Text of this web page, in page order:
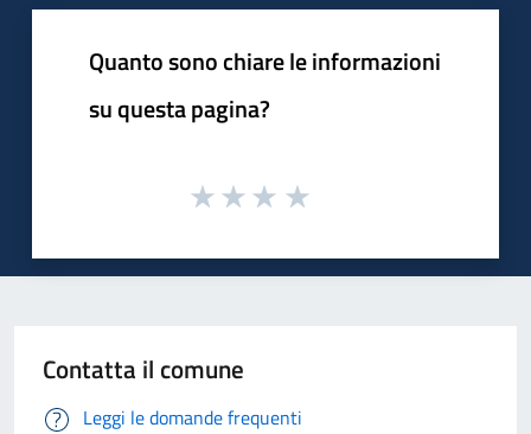
Quanto sono chiare le informazioni
su questa pagina?
Contatta il comune
Leggi le domande frequenti